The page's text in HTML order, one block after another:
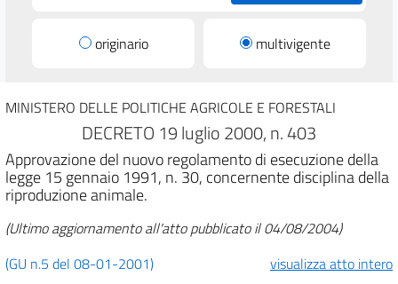
originario multivigente
MINISTERO DELLE POLITICHE AGRICOLE E FORESTALI
DECRETO 19 luglio 2000, n. 403
Approvazione del nuovo regolamento di esecuzione della
legge 15 gennaio 1991, n. 30, concernente disciplina della
riproduzione animale.
(Ultimo aggiornamento all'atto pubblicato il 04/08/2004)
(GU n.5 del 08-01-2001)
visualizza atto intero